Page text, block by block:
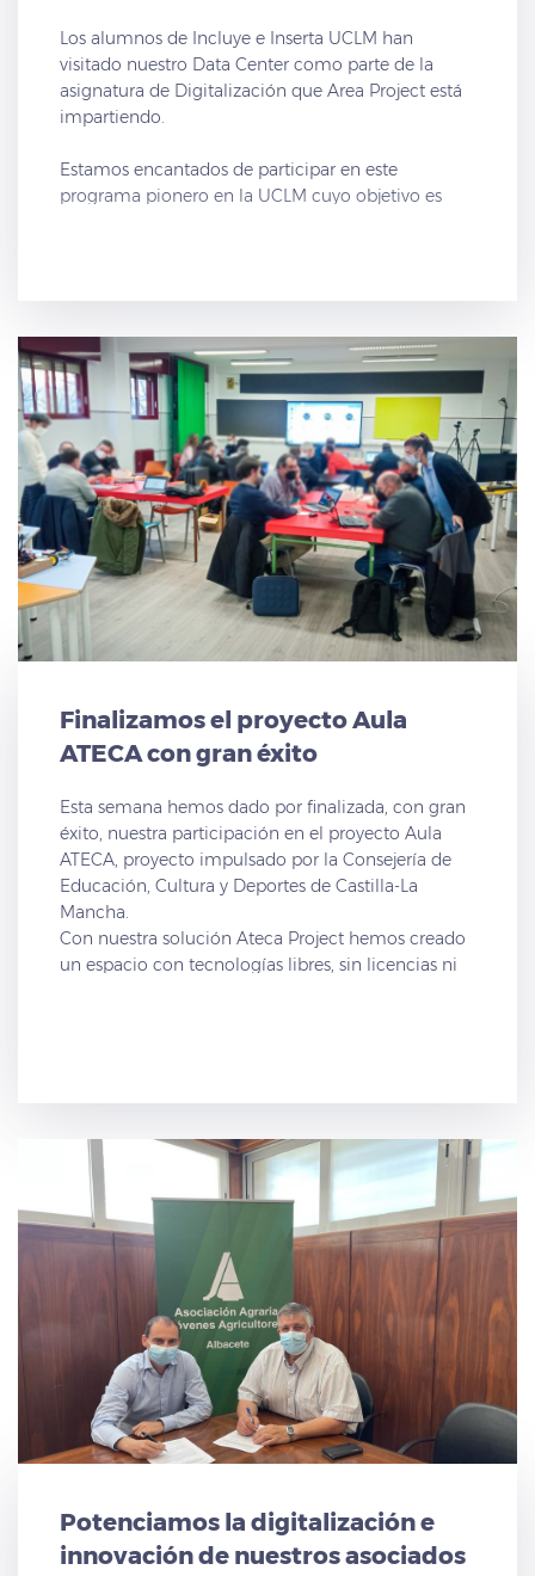
Los alumnos de Incluye e Inserta UCLM han
visitado nuestro Data Center como parte de la
asignatura de Digitalización que Area Project está
impartiendo.
Estamos encantados de participar en este
programa pionero en la UCLM cuyo objetivo es
preparación laboral.
Para la asignatura de Digitalización, Area Project
ha preparado un temario muy completo y práctico
que permita a los alumnos conocer todos los
conceptos de las TIC, acceder con posibilidades de
éxito a otras acciones formativas que requieran
conocimientos informáticos y su inserción laboral
en puestos de digitalizadores.
Agradecemos el entusiasmo y participación por
parte de los alumnos que ven en esta asignatura
una gran oportunidad de aprendizaje y progreso
Finalizamos el proyecto Aula
ATECA con gran éxito
Esta semana hemos dado por finalizada, con gran
éxito, nuestra participación en el proyecto Aula
ATECA, proyecto impulsado por la Consejería de
Educación, Cultura y Deportes de Castilla-La
Mancha.
Con nuestra solución Ateca Project hemos creado
un espacio con tecnologías libres, sin licencias ni
Potenciamos la digitalización e
innovación de nuestros asociados